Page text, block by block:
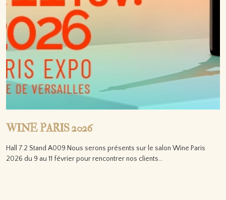
WINE PARIS 2026
Hall 7.2 Stand A009 Nous serons présents sur le salon Wine Paris
2026 du 9 au 11 février pour rencontrer nos clients…